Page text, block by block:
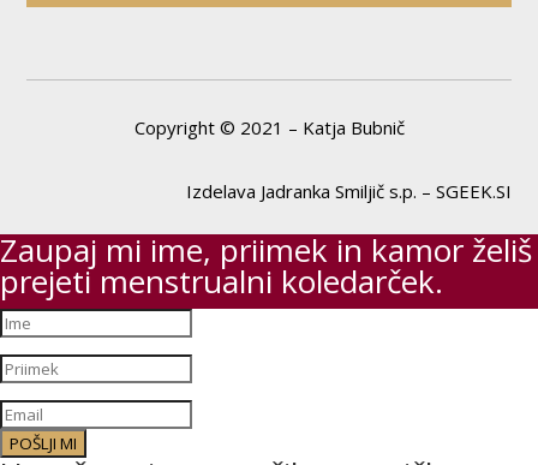
Copyright © 2021 – Katja Bubnič
Izdelava Jadranka Smiljič s.p. – SGEEK.SI
Zaupaj mi ime, priimek in kamor želiš
prejeti menstrualni koledarček.
POŠLJI MI